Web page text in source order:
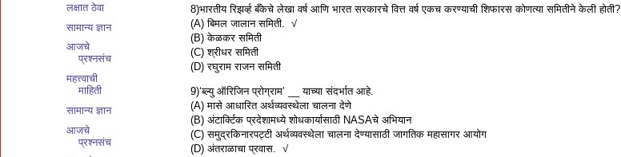
8)भारतीय रिझर्व्ह बँकेचे लेखा वर्ष आणि भारत सरकारचे वित्त वर्ष एकच करण्याची शिफारस कोणत्या समितीने केली होती?
(A) बिमल जालान समिती. √
(B) केळकर समिती
(C) श्रीधर समिती
(D) रघुराम राजन समिती
9)‘ब्ल्यु ऑरिजिन प्रोग्राम’ __ याच्या संदर्भात आहे.
(A) मासे आधारित अर्थव्यवस्थेला चालना देणे
(B) अंटार्क्टिक प्रदेशामध्ये शोधकार्यासाठी NASAचे अभियान
(C) समुद्रकिनारपट्टी अर्थव्यवस्थेला चालना देण्यासाठी जागतिक महासागर आयोग
(D) अंतराळाचा प्रवास. √
लक्षात ठेवा
सामान्य ज्ञान
आजचे
प्रश्नसंच
महत्त्वाची
माहिती
सामान्य ज्ञान
आजचे
प्रश्नसंच